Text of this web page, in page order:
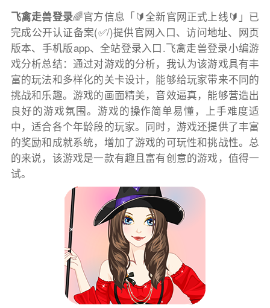
飞禽走兽登录🌈官方信息「🔰全新官网正式上线🔰」已
完成公开认证备案(✅/)提供官网入口、访问地址、网页
版本、手机版app、全站登录入口.飞禽走兽登录小编游
戏分析总结：通过对游戏的分析，我认为该游戏具有丰
富的玩法和多样化的关卡设计，能够给玩家带来不同的
挑战和乐趣。游戏的画面精美，音效逼真，能够营造出
良好的游戏氛围。游戏的操作简单易懂，上手难度适
中，适合各个年龄段的玩家。同时，游戏还提供了丰富
的奖励和成就系统，增加了游戏的可玩性和挑战性。总
的来说，该游戏是一款有趣且富有创意的游戏，值得一
试。